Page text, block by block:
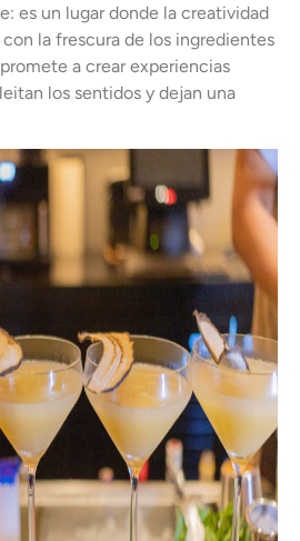
es un lugar donde la creatividad
la frescura de los ingredientes
a crear experiencias
los sentidos y dejan una